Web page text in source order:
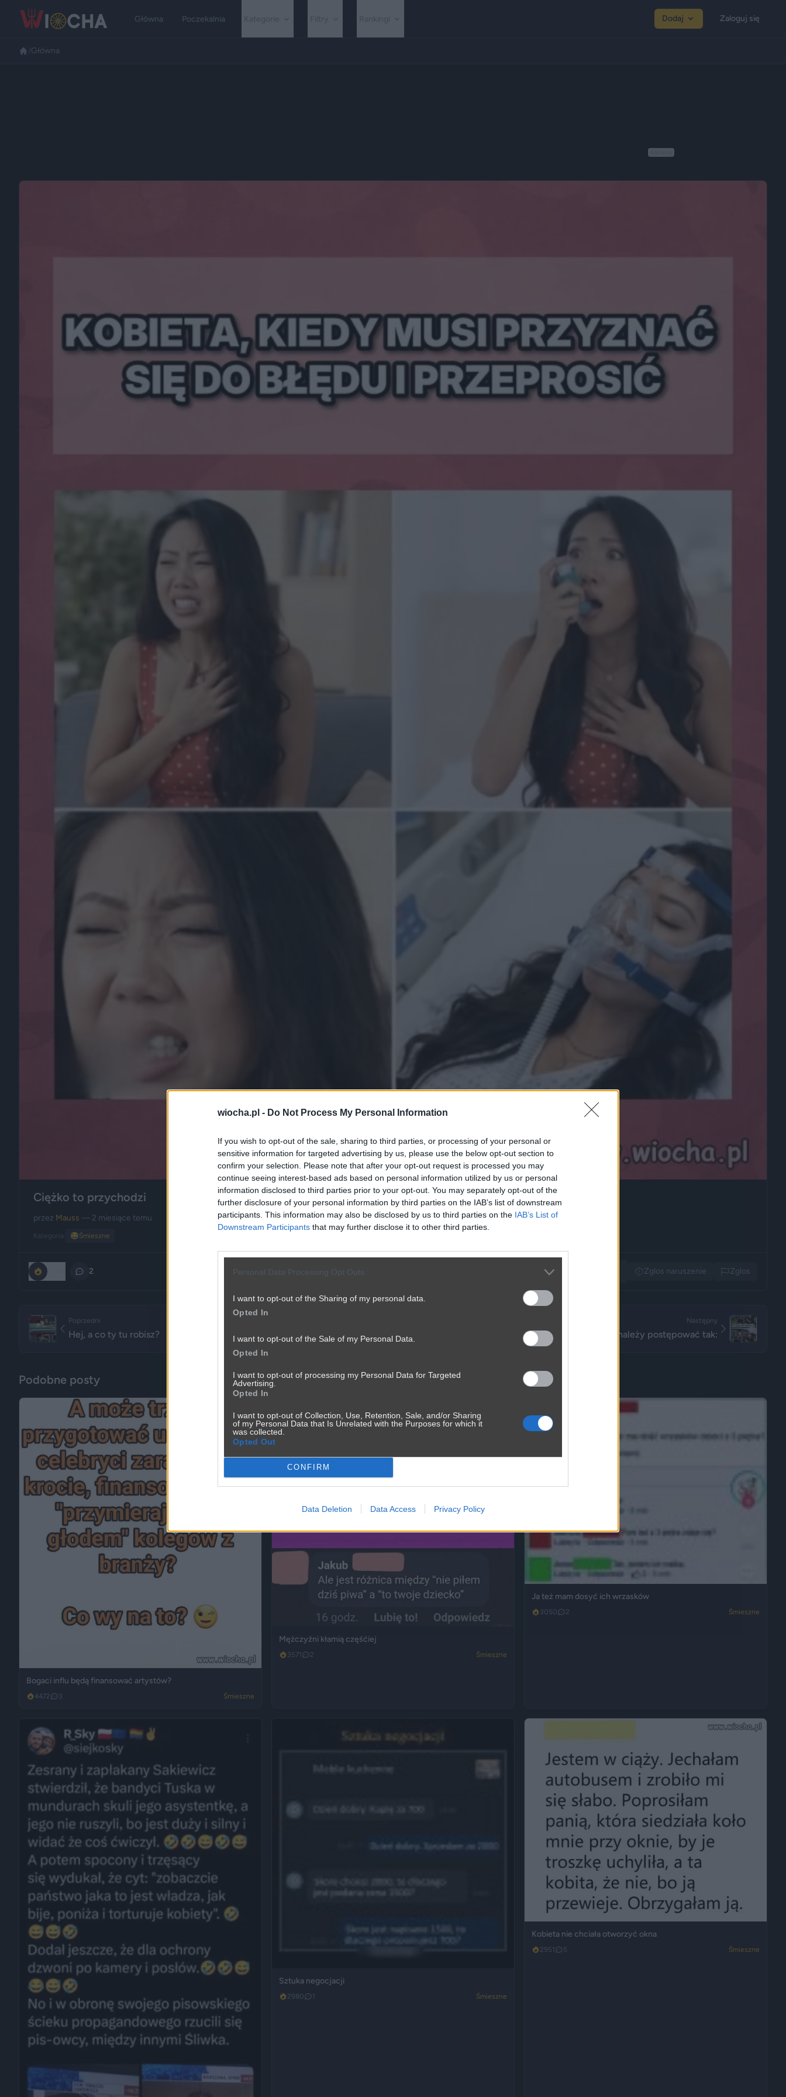
wiocha.pl - Do Not Process My Personal Information
If you wish to opt-out of the sale, sharing to third parties, or processing of your personal or
sensitive information for targeted advertising by us, please use the below opt-out section to
confirm your selection. Please note that after your opt-out request is processed you may
continue seeing interest-based ads based on personal information utilized by us or personal
information disclosed to third parties prior to your opt-out. You may separately opt-out of the
further disclosure of your personal information by third parties on the IAB’s list of downstream
participants. This information may also be disclosed by us to third parties on the IAB’s List of
Downstream Participants that may further disclose it to other third parties.
Personal Data Processing Opt Outs
I want to opt-out of the Sharing of my personal data.
Opted In
I want to opt-out of the Sale of my Personal Data.
Opted In
I want to opt-out of processing my Personal Data for Targeted
Advertising.
Opted In
I want to opt-out of Collection, Use, Retention, Sale, and/or Sharing
of my Personal Data that Is Unrelated with the Purposes for which it
was collected.
Opted Out
CONFIRM
Data Deletion Data Access Privacy Policy
Główna Poczekalnia Dodaj Zaloguj się
Główna
Ciężko to przychodzi
przez Mauss — 2 miesiące temu
Kategoria: 😂Śmieszne
2 Zglos naruszenie Zglos
Poprzedni
Hej, a co ty tu robisz?
Następny
W skrócie, należy postępować tak:
Podobne posty
Bogaci influ będą finansować artystów?
4472 3 Śmieszne
Mężczyźni kłamią częśćiej
3571 2 Śmieszne
Ja też mam dosyć ich wrzasków
3050 2 Śmieszne
Sztuka negocjacji
2980 1 Śmieszne
Kobieta nie chciała otworzyć okna
2951 5 Śmieszne